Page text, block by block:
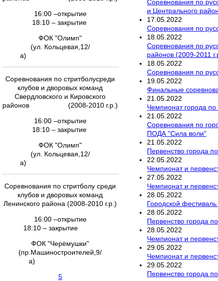
16:00 –открытие
18:10 – закрытие
ФОК "Олимп"
(ул. Кольцевая,12/
а)
Соревнования по стритболусреди
клубов и дворовых команд
Свердловского и Кировского
районов (2008-2010 г.р.)
16:00 –открытие
18:10 – закрытие
ФОК "Олимп"
(ул. Кольцевая,12/
а)
Соревнования по стритболу среди
клубов и дворовых команд
Ленинского района (2008-2010 г.р.)
16:00 –открытие
18:10 – закрытие
ФОК "Черёмушки"
(пр.Машиностроителей,9/
а)
5
Соревнования по
и Центрального
17 05 2022
Соревнования по
18 05 2022
Соревнования по
районов (2009-2011
18 05 2022
Соревнования по
19 05 2022
Финальные
21 05 2022
Чемпионат города по
21 05 2022
Соревнования по
ПОДА "Сила воли"
21 05 2022
Первенство города
22 05 2022
Чемпионат и
27 05 2022
Чемпионат и
28 05 2022
Городской
28 05 2022
Первенство города
28 05 2022
Чемпионат и
29 05 2022
Чемпионат и
29 05 2022
Первенство города